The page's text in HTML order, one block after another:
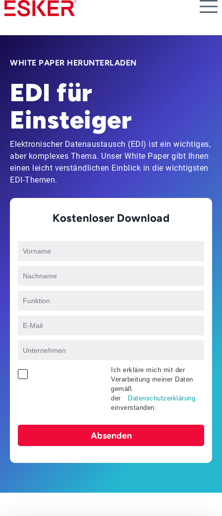
Skip
to
content
WHITE PAPER HERUNTERLADEN
EDI für
Einsteiger
Elektronischer Datenaustausch (EDI) ist ein wichtiges,
aber komplexes Thema. Unser White Paper gibt Ihnen
einen leicht verständlichen Einblick in die wichtigsten
EDI-Themen.
Kostenloser Download
Ich erkläre mich mit der
Verarbeitung meiner Daten
gemäß
der
Datenschutzerklärung
einverstanden.
Absenden